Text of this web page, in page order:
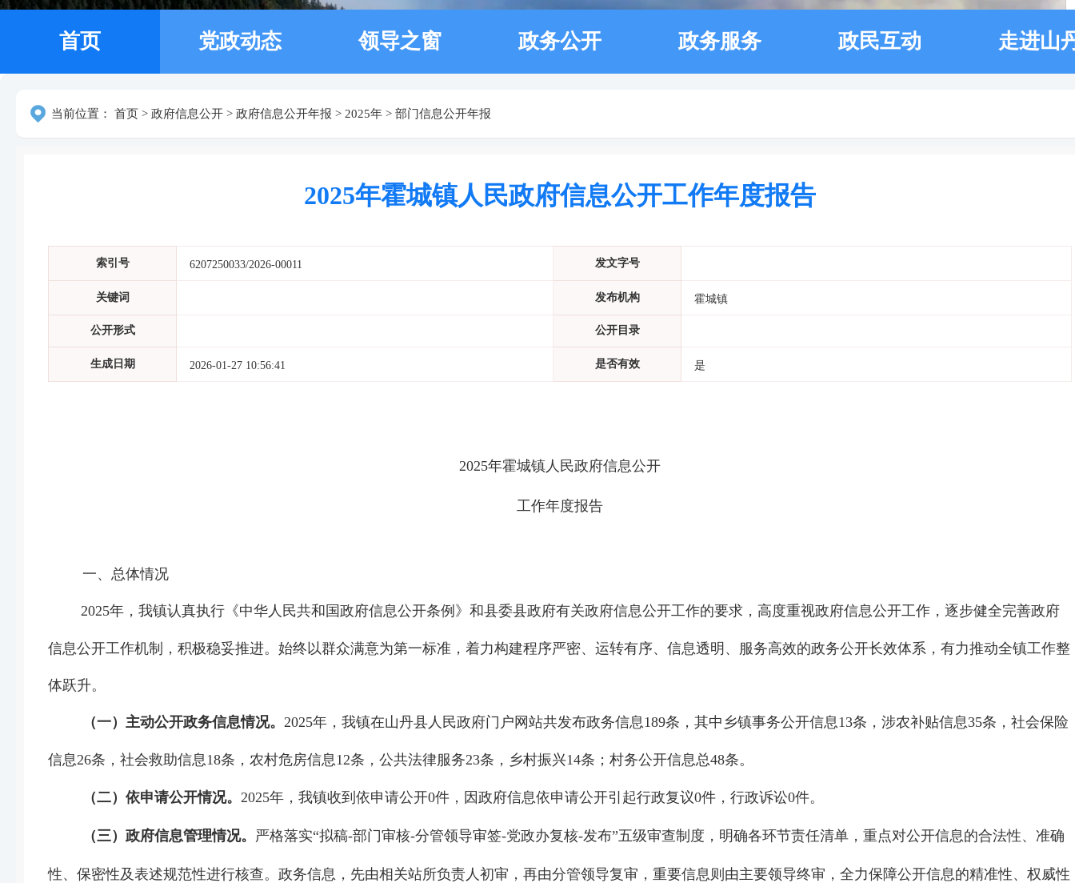
首页 党政动态 领导之窗 政务公开 政务服务 政民互动 走进山
当前位置： 首页 > 政府信息公开 > 政府信息公开年报 > 2025年 > 部门信息公开年报
2025年霍城镇人民政府信息公开工作年度报告
索引号 6207250033/2026-00011 发文字号
关键词 发布机构 霍城镇
公开形式 公开目录
生成日期 2026-01-27 10:56:41 是否有效 是
2025年霍城镇人民政府信息公开
工作年度报告
一、总体情况
2025年，我镇认真执行 《中华人民共和国政府信息公开条例》和县委县政府有关政府信息公开工作的要求， 高度重视政府信息公开工作，逐步健全完善政府
信息公开工作机制，积极稳妥推进。 始终以群众满意为第一标准，着力构建程序严密、运转有序、信息透明、服务高效的政务公开长效体系，有力推动全镇工作整
体跃升。
（一） 主动公开政务信息情况。 2025年，我镇在山丹县人民政府门户网站共发布政务信息189条，其中 乡镇事务公开信息13条， 涉农补贴信息35条，社会保险
信息26条，社会救助信息18条，农村危房信息12条，公共法律服务23条， 乡村振兴14条；村务公开信息总48条。
（二）依申请公开情况。 2025年，我镇收到依申请公开0件，因政府信息依申请公开引起行政复议0件，行政诉讼0件。
（三）政府信息管理情况。 严格落实“拟稿-部门审核-分管领导审签-党政办复核-发布”五级审查制度，明确各环节责任清单，重点对公开信息的合法性、准确
性、保密性及表述规范性进行核查。政务信息，先由相关站所负责人初审，再由分管领导复审，重要信息则由主要领导终审，全力保障公开信息的精准性、权威性